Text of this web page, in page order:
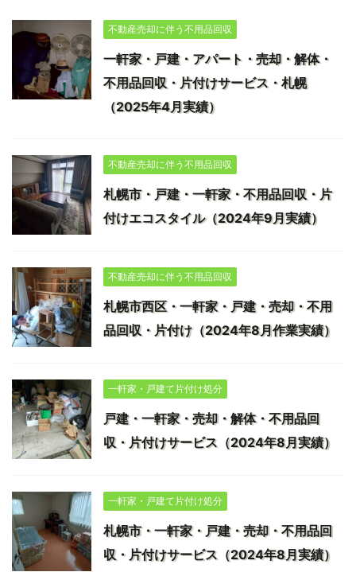
不動産売却に伴う不用品回収
一軒家・戸建・アパート・売却・解体・
不用品回収・片付けサービス・札幌
（2025年4月実績）
不動産売却に伴う不用品回収
札幌市・戸建・一軒家・不用品回収・片
付けエコスタイル（2024年9月実績）
不動産売却に伴う不用品回収
札幌市西区・一軒家・戸建・売却・不用
品回収・片付け（2024年8月作業実績）
一軒家・戸建て片付け処分
戸建・一軒家・売却・解体・不用品回
収・片付けサービス（2024年8月実績）
一軒家・戸建て片付け処分
札幌市・一軒家・戸建・売却・不用品回
収・片付けサービス（2024年8月実績）